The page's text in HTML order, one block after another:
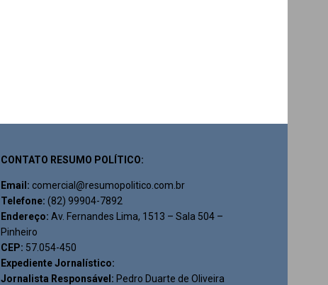
CONTATO RESUMO POLÍTICO:
Email: comercial@resumopolitico.com.br
Telefone: (82) 99904-7892
Endereço: Av. Fernandes Lima, 1513 – Sala 504 –
Pinheiro
CEP: 57.054-450
Expediente Jornalístico:
Jornalista Responsável: Pedro Duarte de Oliveira